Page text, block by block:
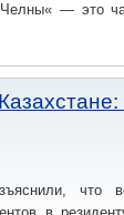
— это
что